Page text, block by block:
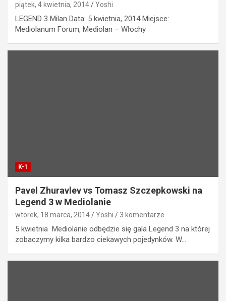
piątek, 4 kwietnia, 2014 Yoshi
LEGEND 3 Milan Data: 5 kwietnia, 2014 Miejsce:
Mediolanum Forum, Mediolan – Włochy
K-1
Pavel Zhuravlev vs Tomasz Szczepkowski na
Legend 3 w Mediolanie
wtorek, 18 marca, 2014 Yoshi 3 komentarze
5 kwietnia Mediolanie odbędzie się gala Legend 3 na której
zobaczymy kilka bardzo ciekawych pojedynków. W…